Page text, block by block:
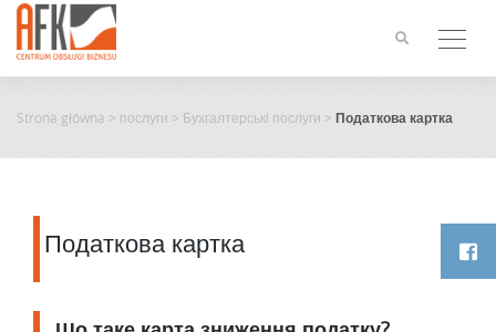
content
Strona główna > послуги > Бухгалтерські послуги > Податкова картка
Податкова картка